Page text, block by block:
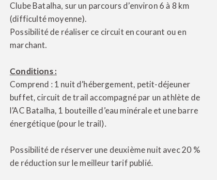
Clube Batalha, sur un parcours d’environ 6 à 8 km
(difficulté moyenne).
Possibilité de réaliser ce circuit en courant ou en
marchant.
Conditions :
Comprend : 1 nuit d’hébergement, petit-déjeuner
buffet, circuit de trail accompagné par un athlète de
l’AC Batalha, 1 bouteille d’eau minérale et une barre
énergétique (pour le trail).
Possibilité de réserver une deuxième nuit avec 20 %
de réduction sur le meilleur tarif publié.